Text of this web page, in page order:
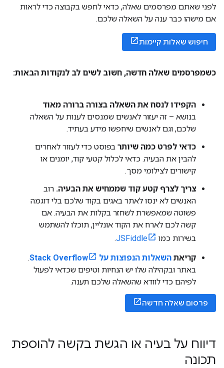
לפני שאתם מפרסמים שאלה, כדאי לחפש בקבוצה כדי לראות
אם מישהו כבר ענה על השאלה שלכם.
חיפוש שאלות קיימות
כשמפרסמים שאלה חדשה, חשוב לשים לב לנקודות הבאות:
הקפידו לנסח את השאלה בצורה ברורה מאוד
בנושא – זה יעזור לאנשים שמנסים לענות על השאלה
שלכם, וגם לאנשים שיחפשו מידע בעתיד.
כדאי לפרט כמה שיותר בפוסט כדי לעזור לאחרים
להבין את הבעיה. כדאי לכלול קטעי קוד, יומנים או
קישורים לצילומי מסך.
צריך לצרף קטע קוד שממחיש את הבעיה. רוב
האנשים לא ינסו לאתר באגים בקוד שלכם בלי דוגמה
פשוטה שמאפשרת לשחזר בקלות את הבעיה. אם
קשה לכם לארח את הקוד אונליין, תוכלו להשתמש
בשירות כמו
JSFiddle
.
קריאת השאלות הנפוצות על Stack Overflow
.
באתר ובקהילה שלו יש הנחיות וטיפים שכדאי לפעול
לפיהם כדי לוודא שהשאלה שלכם תענה.
פרסום שאלה חדשה
דיווח על בעיה או הגשת בקשה להוספת
תכונה